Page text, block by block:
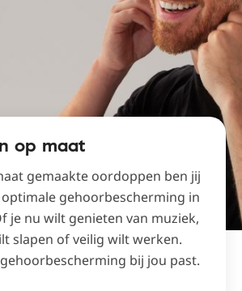
op maat
gemaakte oordoppen ben jij
gehoorbescherming in
je nu wilt genieten van muziek,
slapen of veilig wilt werken.
bij jou past.